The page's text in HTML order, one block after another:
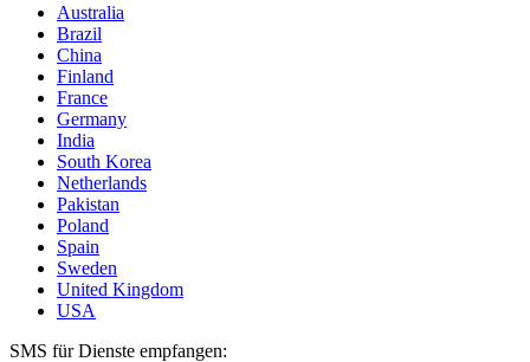
Australia
Brazil
China
Finland
France
Germany
India
South Korea
Netherlands
Pakistan
Poland
Spain
Sweden
United Kingdom
USA
SMS für Dienste empfangen: